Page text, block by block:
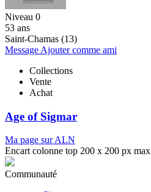
Niveau 0
53 ans
Saint-Chamas (13)
Message Ajouter comme ami
Collections
Vente
Achat
Age of Sigmar
Ma page sur ALN
Encart colonne top 200 x 200 px max
Communauté